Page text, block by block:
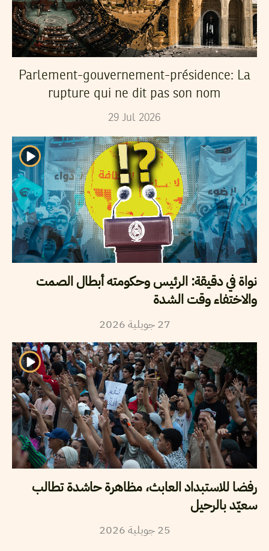
Parlement-gouvernement-présidence: La
rupture qui ne dit pas son nom
29 Jul 2026
نواة في دقيقة: الرئيس وحكومته أبطال الصمت
والاختفاء وقت الشدة
27 جويلية2026
رفضا للاستبداد العابث، مظاهرة حاشدة تطالب
سعيّد بالرحيل
25 جويلية2026